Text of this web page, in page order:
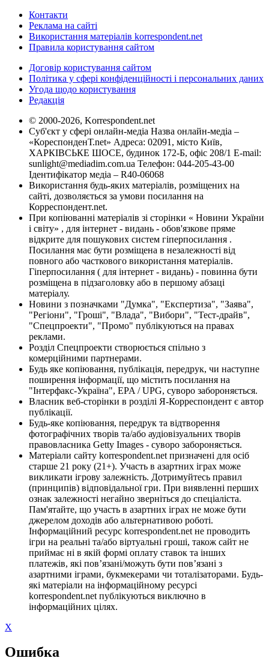
Контакти
Реклама на сайті
Використання матеріалів korrespondent.net
Правила користування сайтом
Договір користування сайтом
Політика у сфері конфіденційності і персональних даних
Угода щодо користування
Редакція
© 2000-2026, Korrespondent.net
Суб'єкт у сфері онлайн-медіа Назва онлайн-медіа –
«КореспонденТ.net» Адреса: 02091, місто Київ,
ХАРКІВСЬКЕ ШОСЕ, будинок 172-Б, офіс 208/1 E-mail:
sunlight@mediadim.com.ua Телефон: 044-205-43-00
Ідентифікатор медіа – R40-06068
Використання будь-яких матеріалів, розміщених на
сайті, дозволяється за умови посилання на
Корреспондент.net.
При копіюванні матеріалів зі сторінки « Новини України
і світу» , для інтернет - видань - обов'язкове пряме
відкрите для пошукових систем гіперпосилання .
Посилання має бути розміщена в незалежності від
повного або часткового використання матеріалів.
Гіперпосилання ( для інтернет - видань) - повинна бути
розміщена в підзаголовку або в першому абзаці
матеріалу.
Новини з позначками "Думка", "Експертиза", "Заява",
"Регіони", "Гроші", "Влада", "Вибори", "Тест-драйв",
"Спецпроекти", "Промо" публікуються на правах
реклами.
Розділ Спецпроекти створюється спільно з
комерційними партнерами.
Будь яке копіювання, публікація, передрук, чи наступне
поширення інформації, що містить посилання на
"Інтерфакс-Україна", EPA / UPG, суворо забороняється.
Власник веб-сторінки в розділі Я-Корреспондент є автор
публікації.
Будь-яке копіювання, передрук та відтворення
фотографічних творів та/або аудіовізуальних творів
правовласника Getty Images - суворо забороняється.
Матеріали сайту korrespondent.net призначені для осіб
старше 21 року (21+). Участь в азартних іграх може
викликати ігрову залежність. Дотримуйтесь правил
(принципів) відповідальної гри. При виявленні перших
ознак залежності негайно зверніться до спеціаліста.
Пам'ятайте, що участь в азартних іграх не може бути
джерелом доходів або альтернативою роботі.
Інформаційний ресурс korrespondent.net не проводить
ігри на реальні та/або віртуальні гроші, також сайт не
приймає ні в якій формі оплату ставок та інших
платежів, які пов’язані/можуть бути пов’язані з
азартними іграми, букмекерами чи тоталізаторами. Будь-
які матеріали на інформаційному ресурсі
korrespondent.net публікуються виключно в
інформаційних цілях.
X
Ошибка